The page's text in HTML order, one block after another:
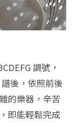
調號，
後，依照前後
的樂器，辛苦
即能輕鬆完成